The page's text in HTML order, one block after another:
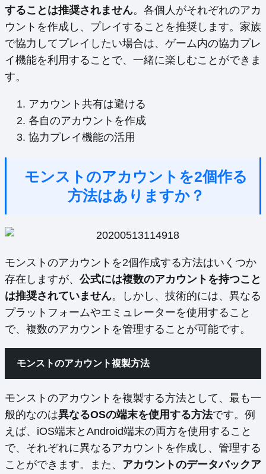
することは推奨されません。各個人がそれぞれのアカ
ウントを作成し、プレイすることを推奨します。家族
で協力してプレイしたい場合は、ゲーム内の協力プレ
イ機能を利用することで、一緒に楽しむことができま
す。
アカウント共有は避ける
各自のアカウントを作成
協力プレイ機能の活用
モンストのアカウントを2個作る
方法はありますか？
モンストのアカウントを2個作成する方法はいくつか
存在しますが、 公式には複数のアカウントを持つこと
は推奨されていません。しかし、技術的には、異なる
プラットフォームやエミュレーターを使用すること
で、複数のアカウントを管理することが可能です。
モンストのアカウント複製方法
モンストのアカウントを複製する方法として、最も一
般的なのは異なるOSの端末を使用する方法です。例
えば、iOS端末とAndroid端末の両方を使用すること
で、それぞれに異なるアカウントを作成し、管理する
ことができます。また、 アカウントのデータバックア